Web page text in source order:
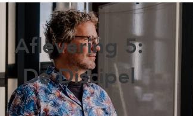
Aflevering 5:
De Discipel